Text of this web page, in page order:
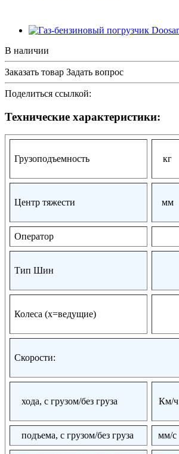
В наличии
Заказать товар Задать вопрос
Поделиться ссылкой:
Технические характеристики:
Грузоподъемность кг
Центр тяжести мм
Оператор
Тип Шин
Колеса (х=ведущие)
Скорости:
хода, с грузом/без груза Км/ч
подъема, с грузом/без груза мм/с